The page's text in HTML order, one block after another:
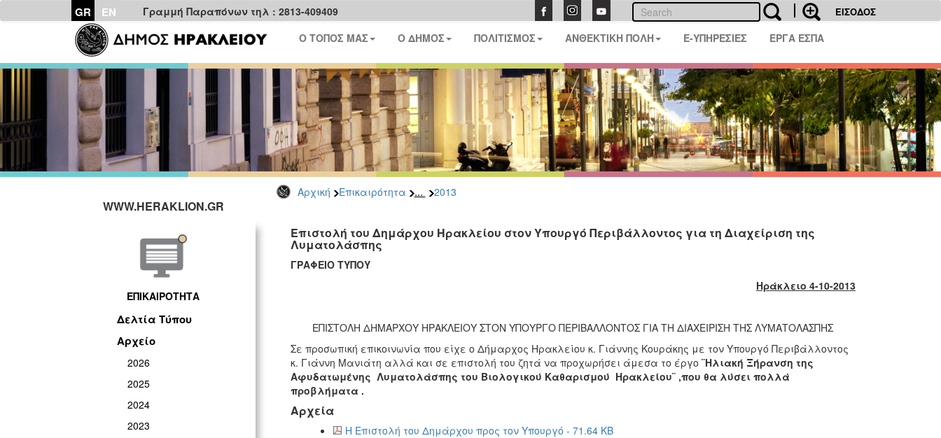
GR EN Γραμμή Παραπόνων τηλ : 2813-409409 ΕΙΣΟΔΟΣ
Ο ΤΟΠΟΣ ΜΑΣ Ο ΔΗΜΟΣ ΠΟΛΙΤΙΣΜΟΣ ΑΝΘΕΚΤΙΚΗ ΠΟΛΗ E-ΥΠΗΡΕΣΙΕΣ ΕΡΓΑ ΕΣΠΑ
Αρχική Επικαιρότητα ... 2013
WWW.HERAKLION.GR
ΕΠΙΚΑΙΡΟΤΗΤΑ
Δελτία Τύπου
Αρχείο
2026
2025
2024
2023
Επιστολή του Δημάρχου Ηρακλείου στον Υπουργό Περιβάλλοντος για τη Διαχείριση της
Λυματολάσπης
ΓΡΑΦΕΙΟ ΤΥΠΟΥ
Ηράκλειο 4-10-2013
ΕΠΙΣΤΟΛΗ ΔΗΜΑΡΧΟΥ ΗΡΑΚΛΕΙΟΥ ΣΤΟΝ ΥΠΟΥΡΓΟ ΠΕΡΙΒΑΛΛΟΝΤΟΣ ΓΙΑ ΤΗ ΔΙΑΧΕΙΡΙΣΗ ΤΗΣ ΛΥΜΑΤΟΛΑΣΠΗΣ
Σε προσωπική επικοινωνία που είχε o Δήμαρχος Ηρακλείου κ. Γιάννης Κουράκης με τον Υπουργό Περιβάλλοντος
κ. Γιάννη Μανιάτη αλλά και σε επιστολή του ζητά να προχωρήσει άμεσα το έργο ¨Ηλιακή Ξήρανση της
Αφυδατωμένης Λυματολάσπης του Βιολογικού Καθαρισμού Ηρακλείου¨ ,που θα λύσει πολλά
προβλήματα .
Αρχεία
Η Επιστολή του Δημάρχου προς τον Υπουργό - 71.64 KB